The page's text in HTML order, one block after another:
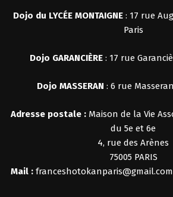
Dojo du LYCÉE MONTAIGNE : 17 rue
Paris
Dojo GARANCIÈRE : 17 rue
Dojo MASSERAN : 6 rue
Adresse postale : Maison de la Vie
du 5e et 6e
4, rue des Arènes
75005 PARIS
Mail : franceshotokanparis@gmail.com